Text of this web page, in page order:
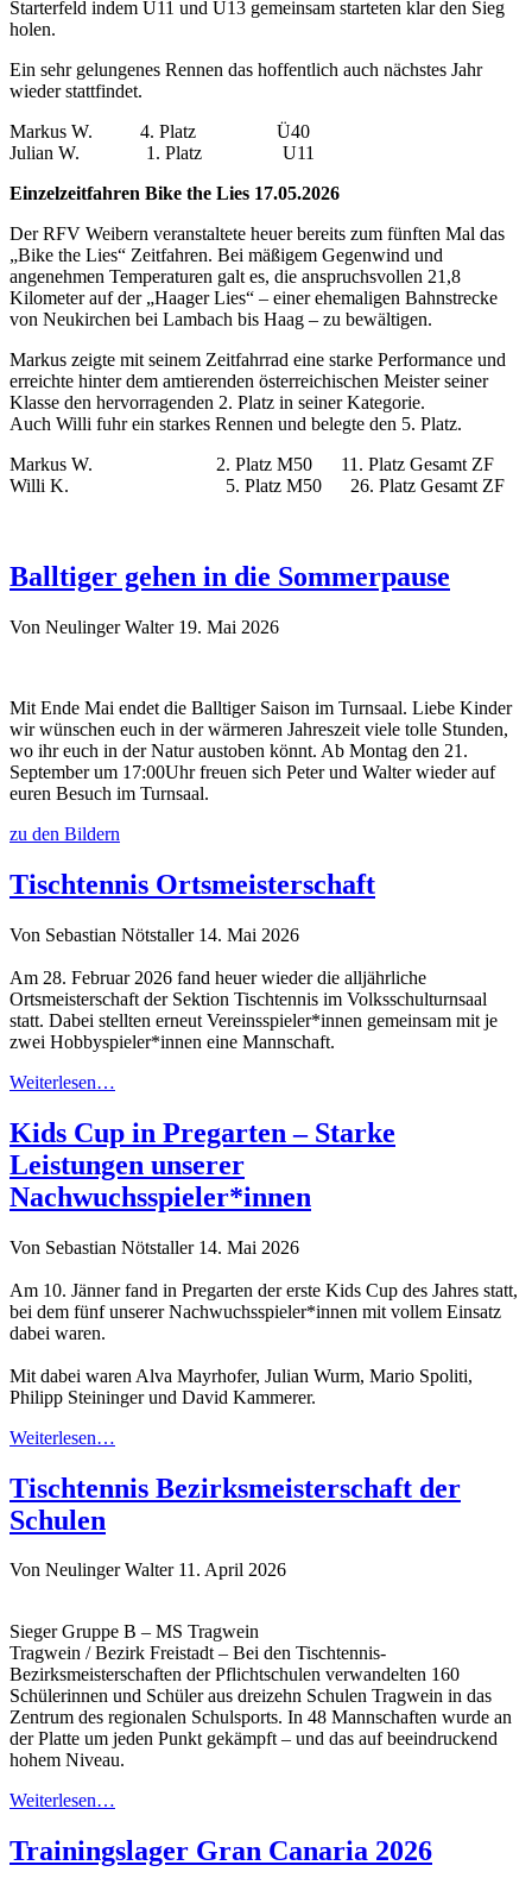
Starterfeld indem U11 und U13 gemeinsam starteten klar den Sieg
holen.
Ein sehr gelungenes Rennen das hoffentlich auch nächstes Jahr
wieder stattfindet.
Markus W. 4. Platz Ü40
Julian W. 1. Platz U11
Einzelzeitfahren Bike the Lies 17.05.2026
Der RFV Weibern veranstaltete heuer bereits zum fünften Mal das
„Bike the Lies“ Zeitfahren. Bei mäßigem Gegenwind und
angenehmen Temperaturen galt es, die anspruchsvollen 21,8
Kilometer auf der „Haager Lies“ – einer ehemaligen Bahnstrecke
von Neukirchen bei Lambach bis Haag – zu bewältigen.
Markus zeigte mit seinem Zeitfahrrad eine starke Performance und
erreichte hinter dem amtierenden österreichischen Meister seiner
Klasse den hervorragenden 2. Platz in seiner Kategorie.
Auch Willi fuhr ein starkes Rennen und belegte den 5. Platz.
Markus W. 2. Platz M50 11. Platz Gesamt ZF
Willi K. 5. Platz M50 26. Platz Gesamt ZF
Balltiger gehen in die Sommerpause
Von Neulinger Walter 19. Mai 2026
Mit Ende Mai endet die Balltiger Saison im Turnsaal. Liebe Kinder
wir wünschen euch in der wärmeren Jahreszeit viele tolle Stunden,
wo ihr euch in der Natur austoben könnt. Ab Montag den 21.
September um 17:00Uhr freuen sich Peter und Walter wieder auf
euren Besuch im Turnsaal.
zu den Bildern
Tischtennis Ortsmeisterschaft
Von Sebastian Nötstaller 14. Mai 2026
Am 28. Februar 2026 fand heuer wieder die alljährliche
Ortsmeisterschaft der Sektion Tischtennis im Volksschulturnsaal
statt. Dabei stellten erneut Vereinsspieler*innen gemeinsam mit je
zwei Hobbyspieler*innen eine Mannschaft.
Weiterlesen…
Kids Cup in Pregarten – Starke
Leistungen unserer
Nachwuchsspieler*innen
Von Sebastian Nötstaller 14. Mai 2026
Am 10. Jänner fand in Pregarten der erste Kids Cup des Jahres statt,
bei dem fünf unserer Nachwuchsspieler*innen mit vollem Einsatz
dabei waren.
Mit dabei waren Alva Mayrhofer, Julian Wurm, Mario Spoliti,
Philipp Steininger und David Kammerer.
Weiterlesen…
Tischtennis Bezirksmeisterschaft der
Schulen
Von Neulinger Walter 11. April 2026
Sieger Gruppe B – MS Tragwein
Tragwein / Bezirk Freistadt – Bei den Tischtennis-
Bezirksmeisterschaften der Pflichtschulen verwandelten 160
Schülerinnen und Schüler aus dreizehn Schulen Tragwein in das
Zentrum des regionalen Schulsports. In 48 Mannschaften wurde an
der Platte um jeden Punkt gekämpft – und das auf beeindruckend
hohem Niveau.
Weiterlesen…
Trainingslager Gran Canaria 2026